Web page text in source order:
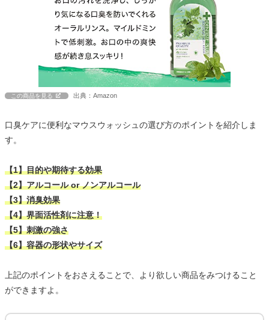
この商品を見る 出典：Amazon
口臭ケアに便利なマウスウォッシュの選び方のポイントを紹介しま
す。
【1】目的や期待する効果
【2】アルコール or ノンアルコール
【3】消臭効果
【4】界面活性剤に注意！
【5】刺激の強さ
【6】容器の形状やサイズ
上記のポイントをおさえることで、より欲しい商品をみつけること
ができますよ。